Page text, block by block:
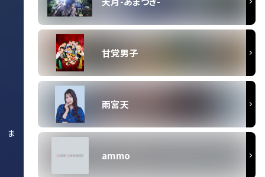
ま
甘党男子
雨宮天
ammo